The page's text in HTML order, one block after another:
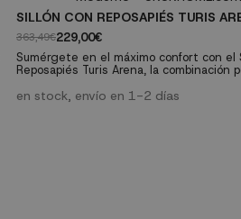
SILLÓN CON REPOSAPIÉS TURIS
363,49€229,00€
Sumérgete en el máximo confort con el
Reposapiés Turis Arena, la combinación
su suave tapizado en un cálido tono
en stock, envío en 1-2 días